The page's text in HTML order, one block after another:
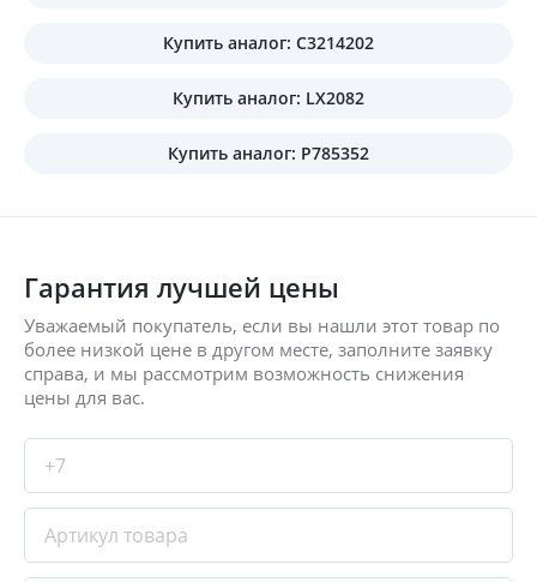
Купить аналог: C3214202
Купить аналог: LX2082
Купить аналог: P785352
Гарантия лучшей цены
Уважаемый покупатель, если вы нашли этот товар по
более низкой цене в другом месте, заполните заявку
справа, и мы рассмотрим возможность снижения
цены для вас.